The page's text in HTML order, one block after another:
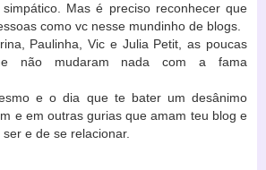
Mas é preciso reconhecer que
como vc nesse mundinho de blogs.
Paulinha, Vic e Julia Petit, as poucas
não mudaram nada com a fama
e o dia que te bater um desânimo
e em outras gurias que amam teu blog e
e de se relacionar.